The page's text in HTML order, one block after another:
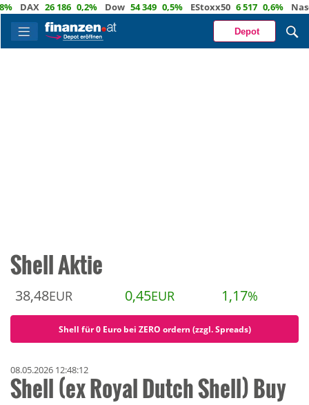
DAX 26 186 0,2% Dow 54 349 0,5% EStoxx50 6 517 0,6% Nasdaq
Depot
Shell Aktie
38,48EUR 0,45EUR 1,17%
Shell für 0 Euro bei ZERO ordern (zzgl. Spreads)
08.05.2026 12:48:12
Shell (ex Royal Dutch Shell) Buy